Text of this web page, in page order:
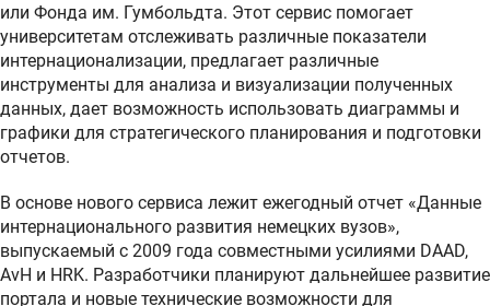
или Фонда им. Гумбольдта. Этот сервис помогает
университетам отслеживать различные показатели
интернационализации, предлагает различные
инструменты для анализа и визуализации полученных
данных, дает возможность использовать диаграммы и
графики для стратегического планирования и подготовки
отчетов.
В основе нового сервиса лежит ежегодный отчет «Данные
интернационального развития немецких вузов»,
выпускаемый с 2009 года совместными усилиями DAAD,
AvH и HRK. Разработчики планируют дальнейшее развитие
портала и новые технические возможности для